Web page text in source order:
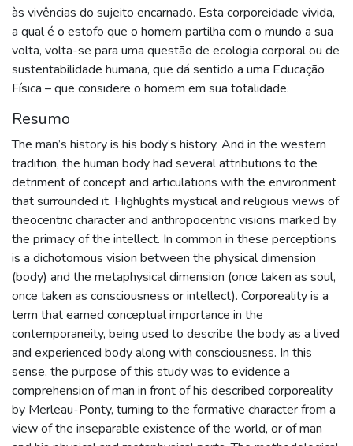
às vivências do sujeito encarnado. Esta corporeidade vivida,
a qual é o estofo que o homem partilha com o mundo a sua
volta, volta-se para uma questão de ecologia corporal ou de
sustentabilidade humana, que dá sentido a uma Educação
Física – que considere o homem em sua totalidade.
Resumo
The man’s history is his body’s history. And in the western
tradition, the human body had several attributions to the
detriment of concept and articulations with the environment
that surrounded it. Highlights mystical and religious views of
theocentric character and anthropocentric visions marked by
the primacy of the intellect. In common in these perceptions
is a dichotomous vision between the physical dimension
(body) and the metaphysical dimension (once taken as soul,
once taken as consciousness or intellect). Corporeality is a
term that earned conceptual importance in the
contemporaneity, being used to describe the body as a lived
and experienced body along with consciousness. In this
sense, the purpose of this study was to evidence a
comprehension of man in front of his described corporeality
by Merleau-Ponty, turning to the formative character from a
view of the inseparable existence of the world, or of man